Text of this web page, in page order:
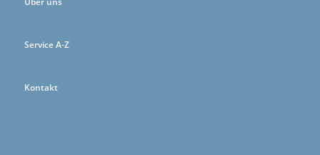
Service A-Z
Kontakt